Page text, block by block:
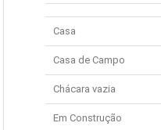
Casa
Casa de Campo
Chácara vazia
Em Construção